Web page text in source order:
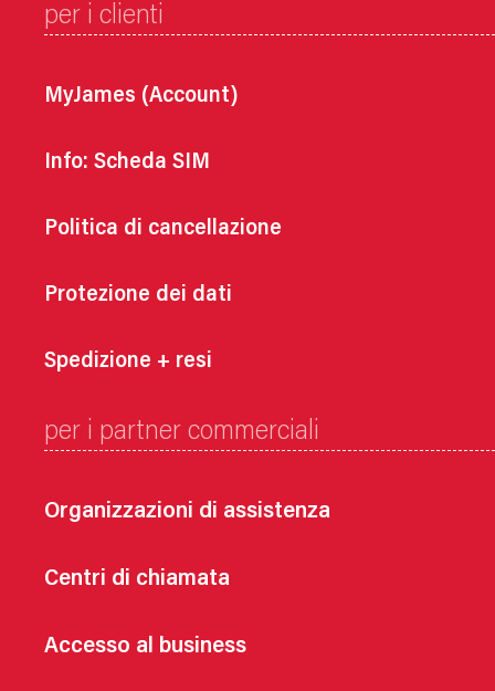
per i clienti
MyJames (Account)
Info: Scheda SIM
Politica di cancellazione
Protezione dei dati
Spedizione + resi
per i partner commerciali
Organizzazioni di assistenza
Centri di chiamata
Accesso al business